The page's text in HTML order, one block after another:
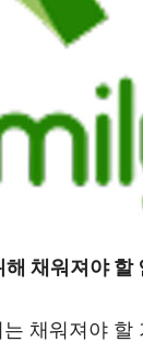
채워져야 할
채워져야